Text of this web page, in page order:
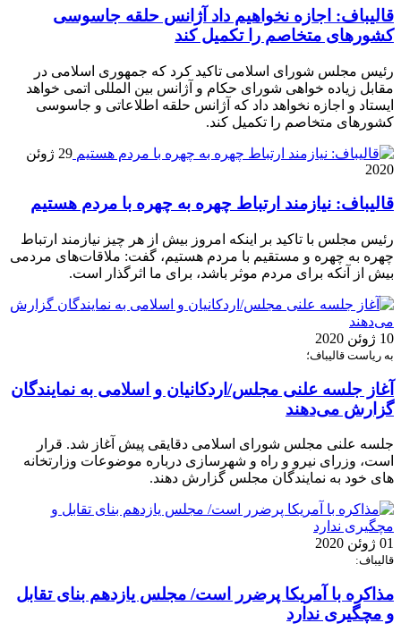
قالیباف: اجازه نخواهیم داد آژانس حلقه جاسوسی
کشورهای متخاصم را تکمیل کند
رئیس مجلس شورای اسلامی تاکید کرد که جمهوری اسلامی در
مقابل زیاده خواهی شورای حکام و آژانس بین المللی اتمی خواهد
ایستاد و اجازه نخواهد داد که آژانس حلقه اطلاعاتی و جاسوسی
کشورهای متخاصم را تکمیل کند.
29 ژوئن
2020
قالیباف:‌ نیازمند ارتباط چهره به چهره با مردم هستیم
رئیس مجلس با تاکید بر اینکه امروز بیش از هر چیز نیازمند ارتباط
چهره به چهره و مستقیم با مردم هستیم، گفت: ملاقات‌های مردمی
بیش از آنکه برای مردم موثر باشد، برای ما اثرگذار است.
10 ژوئن 2020
به ریاست قالیباف؛
آغاز جلسه علنی مجلس/اردکانیان و اسلامی به نمایندگان
گزارش می‌دهند
جلسه علنی مجلس شورای اسلامی دقایقی پیش آغاز شد. قرار
است، وزرای نیرو و راه و شهرسازی درباره موضوعات وزارتخانه
های خود به نمایندگان مجلس گزارش دهند.
01 ژوئن 2020
قالیباف:
مذاکره با آمریکا پرضرر است/ مجلس یازدهم بنای تقابل
و مچگیری ندارد